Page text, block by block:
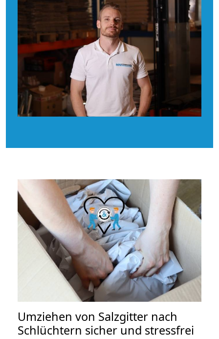
Umziehen von Salzgitter nach
Schlüchtern sicher und stressfrei